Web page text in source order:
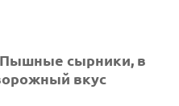
Пышные сырники, в
вкус